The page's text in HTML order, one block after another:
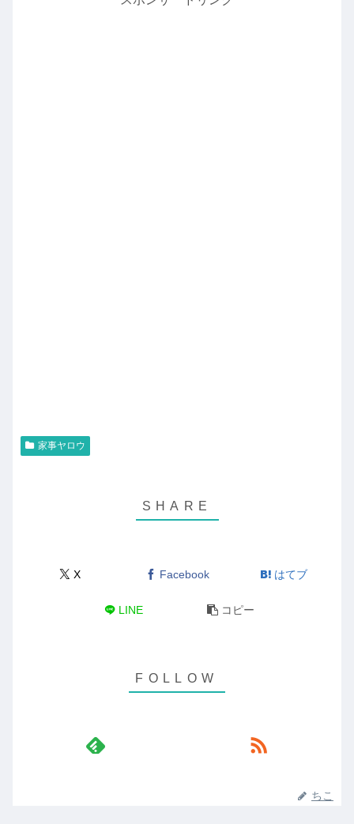
家事ヤロウ
X Facebook はてブ
LINE コピー
ちこ